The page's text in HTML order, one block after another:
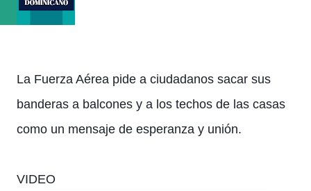
La Fuerza Aérea pide a ciudadanos sacar sus
banderas a balcones y a los techos de las casas
como un mensaje de esperanza y unión.
VIDEO